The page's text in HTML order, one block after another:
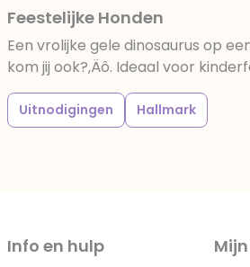
Feestelijke Honden
Een vrolijke gele dinosaurus op
kom jij ook?‚Äô. Ideaal voor
Uitnodigingen Hallmark
Info en hulp